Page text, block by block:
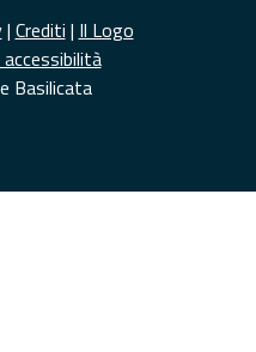
| Crediti | Il Logo
Basilicata